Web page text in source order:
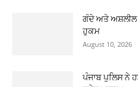
ਗੰਦੇ ਅਤੇ ਅਸ਼ਲੀਲ
ਹੁਕਮ
August 10, 2026
ਪੰਜਾਬ ਪੁਲਿਸ ਨੇ